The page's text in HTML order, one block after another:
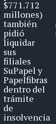
$771.712
millones)
también
pidió
liquidar
sus
filiales
SuPapel y
Papelfibras
dentro del
trámite
de
insolvencia